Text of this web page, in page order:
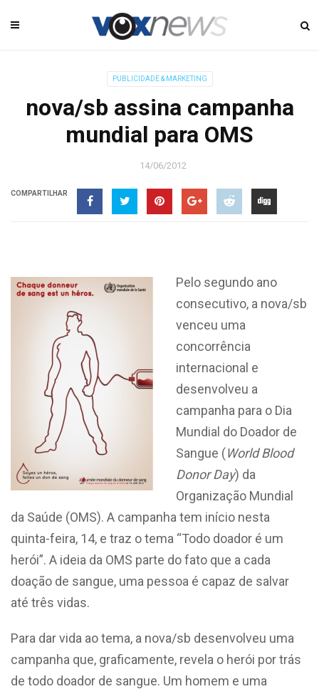
PUBLICIDADE & MARKETING
nova/sb assina campanha
mundial para OMS
14/06/2012
COMPARTILHAR
Pelo segundo ano
consecutivo, a nova/sb
venceu uma
concorrência
internacional e
desenvolveu a
campanha para o Dia
Mundial do Doador de
Sangue (World Blood
Donor Day) da
Organização Mundial
da Saúde (OMS). A campanha tem início nesta
quinta-feira, 14, e traz o tema “Todo doador é um
herói”. A ideia da OMS parte do fato que a cada
doação de sangue, uma pessoa é capaz de salvar
até três vidas.
Para dar vida ao tema, a nova/sb desenvolveu uma
campanha que, graficamente, revela o herói por trás
de todo doador de sangue. Um homem e uma